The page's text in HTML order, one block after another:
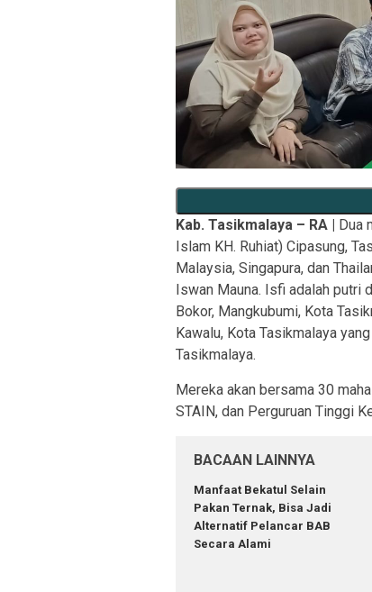
Kab. Tasikmalaya – RA |
Dua
Islam KH. Ruhiat) Cipasung,
Malaysia, Singapura, dan
Iswan Mauna. Isfi adalah
Bokor, Mangkubumi, Kota
Kawalu, Kota Tasikmalaya
Tasikmalaya.
Mereka akan bersama 30
STAIN, dan Perguruan Tinggi
BACAAN LAINNYA
Manfaat Bekatul Selain
Pakan Ternak, Bisa Jadi
Alternatif Pelancar BAB
Secara Alami